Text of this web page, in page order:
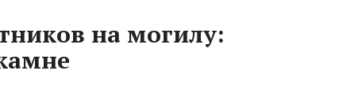
на могилу: